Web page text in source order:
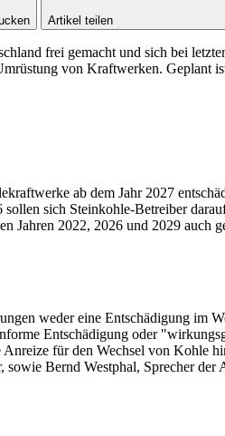
Artikel teilen
frei gemacht und sich bei
von Kraftwerken. Geplant
ab dem Jahr 2027
sich Steinkohle-Betreiber
2022, 2026 und 2029 auch
weder eine Entschädigung im
Entschädigung oder
für den Wechsel von Kohle
Bernd Westphal, Sprecher der